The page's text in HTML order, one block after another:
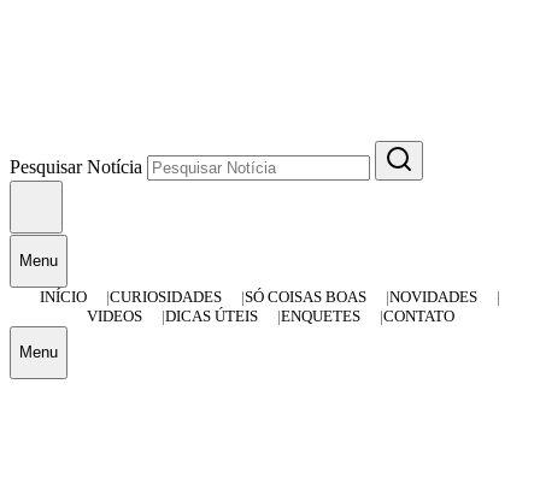
Pesquisar Notícia
Menu
INÍCIO
CURIOSIDADES SÓ COISAS BOAS
NOVIDADES
VIDEOS
DICAS ÚTEIS ENQUETES CONTATO
Menu